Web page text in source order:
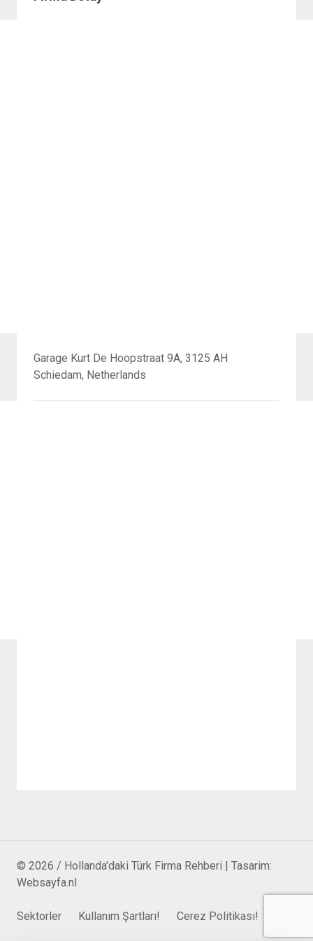
Garage Kurt De Hoopstraat 9A, 3125 AH
Schiedam, Netherlands
© 2026 / Hollanda'daki Türk Firma Rehberi | Tasarim:
Websayfa.nl
Sektorler Kullanım Şartları! Cerez Politikası!